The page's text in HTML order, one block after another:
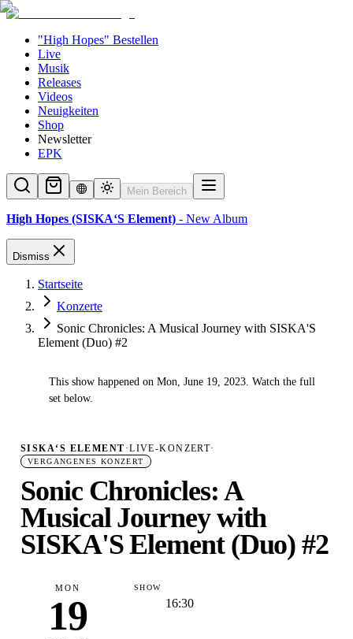
"High Hopes" Bestellen
Live
Musik
Releases
Videos
Neuigkeiten
Shop
Newsletter
EPK
Mein Bereich
High Hopes (SISKA‘S Element) - New Album
Dismiss
Startseite
Konzerte
Sonic Chronicles: A Musical Journey with SISKA'S
Element (Duo) #2
This show happened on Mon, June 19, 2023. Watch the full
set below.
SISKA‘S ELEMENT ·LIVE-KONZERT·
VERGANGENES KONZERT
Sonic Chronicles: A
Musical Journey with
SISKA'S Element (Duo) #2
MON
19
SHOW
16:30